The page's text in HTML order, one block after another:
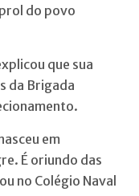
do povo
que sua
da Brigada
em
É oriundo das
no Colégio Naval